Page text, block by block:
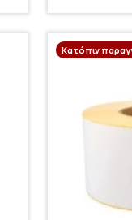
Κατόπιν